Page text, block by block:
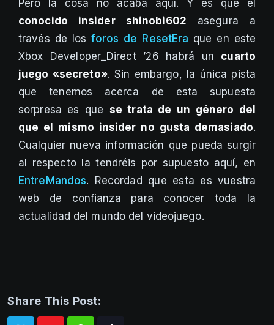
Pero la cosa no acaba aquí. Y es que el
conocido insider shinobi602 asegura a
través de los foros de ResetEra que en este
Xbox Developer_Direct ’26 habrá un cuarto
juego «secreto». Sin embargo, la única pista
que tenemos acerca de esta supuesta
sorpresa es que se trata de un género del
que el mismo insider no gusta demasiado.
Cualquier nueva información que pueda surgir
al respecto la tendréis por supuesto aquí, en
EntreMandos. Recordad que esta es vuestra
web de confianza para conocer toda la
actualidad del mundo del videojuego.
Share This Post: